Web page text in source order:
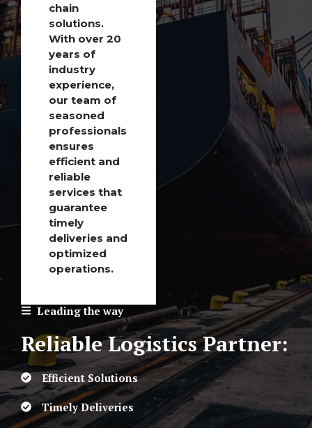
Leading the way
Reliable Logistics Partner:
Efficient Solutions
Timely Deliveries
chain
solutions.
With over 20
years of
industry
experience,
our team of
seasoned
professionals
ensures
efficient and
reliable
services that
guarantee
timely
deliveries and
optimized
operations.